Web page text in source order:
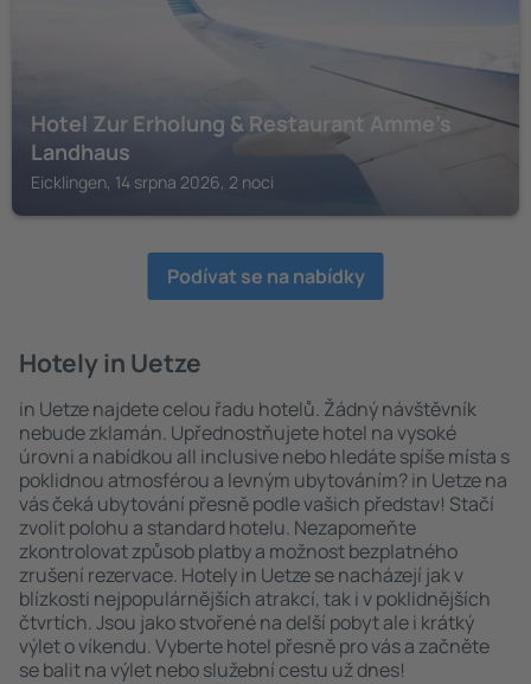
Hotel Zur Erholung & Restaurant Amme's
Landhaus
Eicklingen, 14 srpna 2026, 2 noci
Podívat se na nabídky
Hotely in Uetze
in Uetze najdete celou řadu hotelů. Žádný návštěvník
nebude zklamán. Upřednostňujete hotel na vysoké
úrovni a nabídkou all inclusive nebo hledáte spíše místa s
poklidnou atmosférou a levným ubytováním? in Uetze na
vás čeká ubytování přesně podle vašich představ! Stačí
zvolit polohu a standard hotelu. Nezapomeňte
zkontrolovat způsob platby a možnost bezplatného
zrušení rezervace. Hotely in Uetze se nacházejí jak v
blízkosti nejpopulárnějších atrakcí, tak i v poklidnějších
čtvrtích. Jsou jako stvořené na delší pobyt ale i krátký
výlet o víkendu. Vyberte hotel přesně pro vás a začněte
se balit na výlet nebo služební cestu už dnes!